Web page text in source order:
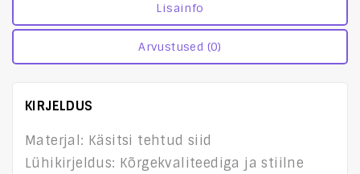
Lisainfo
Arvustused (0)
KIRJELDUS
Materjal: Käsitsi tehtud siid
Lühikirjeldus: Kõrgekvaliteediga ja stiilne